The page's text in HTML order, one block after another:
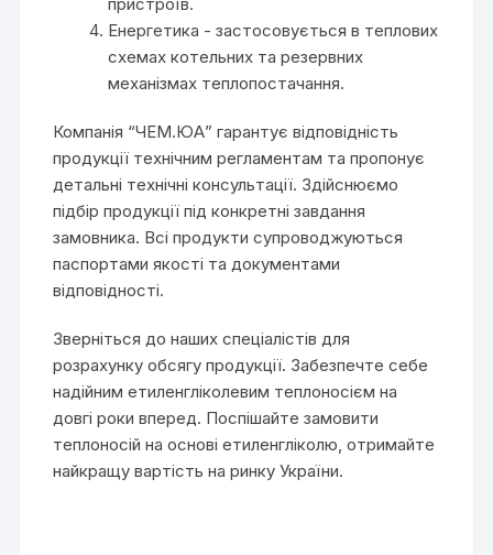
Енергетика - застосовується в теплових
схемах котельних та резервних
механізмах теплопостачання.
Компанія “ЧЕМ.ЮА” гарантує відповідність
продукції технічним регламентам та пропонує
детальні технічні консультації. Здійснюємо
підбір продукції під конкретні завдання
замовника. Всі продукти супроводжуються
паспортами якості та документами
відповідності.
Зверніться до наших спеціалістів для
розрахунку обсягу продукції. Забезпечте себе
надійним етиленгліколевим теплоносієм на
довгі роки вперед. Поспішайте замовити
теплоносій на основі етиленгліколю, отримайте
найкращу вартість на ринку України.